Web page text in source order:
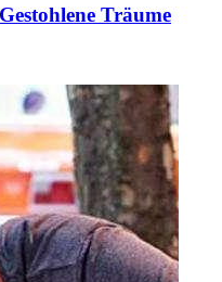
Träume